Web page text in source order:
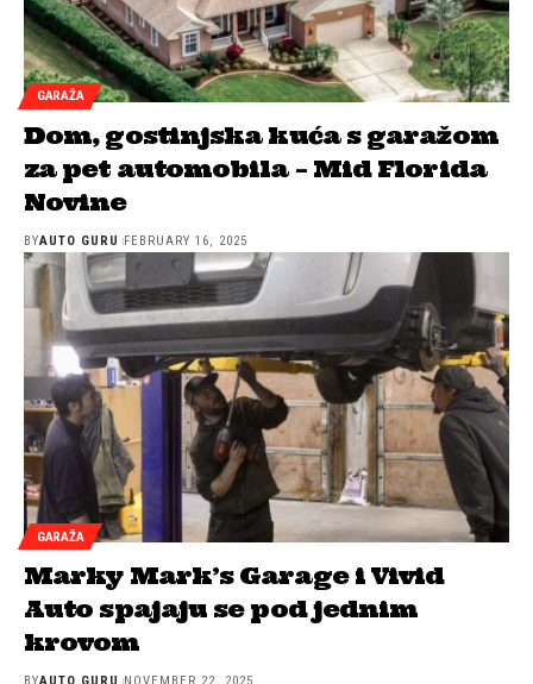
GARAŽA
Dom, gostinjska kuća s garažom
za pet automobila – Mid Florida
Novine
BYAUTO GURU FEBRUARY 16, 2025
GARAŽA
Marky Mark’s Garage i Vivid
Auto spajaju se pod jednim
krovom